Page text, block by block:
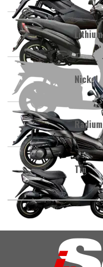
Lithium
Nickel
Radium
Tin